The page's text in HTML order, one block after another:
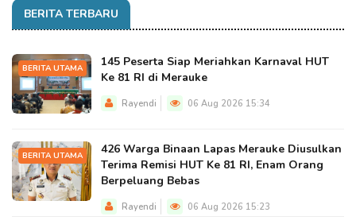
BERITA TERBARU
BERITA UTAMA
145 Peserta Siap Meriahkan Karnaval HUT
Ke 81 RI di Merauke
Rayendi 06 Aug 2026 15:34
BERITA UTAMA
426 Warga Binaan Lapas Merauke Diusulkan
Terima Remisi HUT Ke 81 RI, Enam Orang
Berpeluang Bebas
Rayendi 06 Aug 2026 15:23